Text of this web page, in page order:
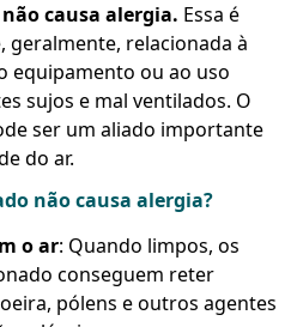
causa alergia. Essa é
geralmente, relacionada à
equipamento ou ao uso
sujos e mal ventilados. O
ser um aliado importante
do ar.
não causa alergia?
o ar: Quando limpos, os
conseguem reter
pólens e outros agentes